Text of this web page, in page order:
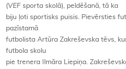
(VEF sporta skolā), peldēšanā, tā ka
biju ļoti sportisks puisis. Pievērsties
pazīstamā
futbolista Artūra Zakreševska tēvs,
futbola skolu
pie trenera Ilmāra Liepiņa.